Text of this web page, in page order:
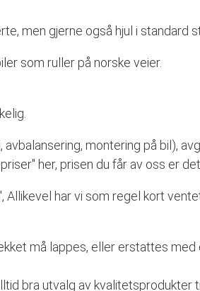
men gjerne også hjul i standard
som ruller på norske veier.
montering på bil),
her, prisen du får av oss er
Allikevel har vi som regel kort
må lappes, eller erstattes med
bra utvalg av kvalitetsprodukter